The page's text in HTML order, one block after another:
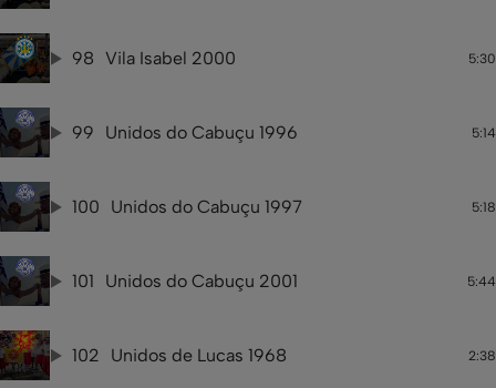
98 Vila Isabel 2000 5:30
99 Unidos do Cabuçu 1996 5:14
100 Unidos do Cabuçu 1997 5:18
101 Unidos do Cabuçu 2001 5:44
102 Unidos de Lucas 1968 2:38